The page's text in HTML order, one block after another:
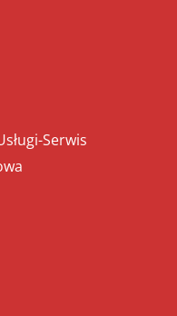
Serwis